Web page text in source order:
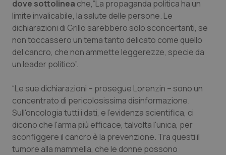
Quotidiano Cardiologia
Quotidiano Chirurgia
Quotidiano Oncologia
Quotidiano Pediatria
Rene & patologie urogenitali
Salute orale & impianti
dove sottolinea che,“La propaganda politica ha un
limite invalicabile, la salute delle persone. Le
dichiarazioni di Grillo sarebbero solo sconcertanti, se
non toccassero un tema tanto delicato come quello
del cancro, che non ammette leggerezze, specie da
un leader politico”.
“Le sue dichiarazioni – prosegue Lorenzin – sono un
concentrato di pericolosissima disinformazione.
Sull'oncologia tutti i dati, e l'evidenza scientifica, ci
dicono che l'arma più efficace, talvolta l'unica, per
sconfiggere il cancro è la prevenzione. Tra questi il
tumore alla mammella, che le donne possono